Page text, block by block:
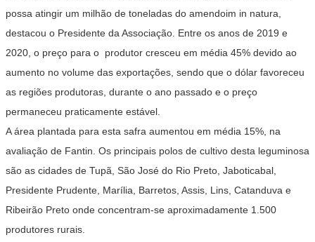
possa atingir um milhão de toneladas do amendoim in natura,
destacou o Presidente da Associação. Entre os anos de 2019 e
2020, o preço para o produtor cresceu em média 45% devido ao
aumento no volume das exportações, sendo que o dólar favoreceu
as regiões produtoras, durante o ano passado e o preço
permaneceu praticamente estável.
A área plantada para esta safra aumentou em média 15%, na
avaliação de Fantin. Os principais polos de cultivo desta leguminosa
são as cidades de Tupã, São José do Rio Preto, Jaboticabal,
Presidente Prudente, Marília, Barretos, Assis, Lins, Catanduva e
Ribeirão Preto onde concentram-se aproximadamente 1.500
produtores rurais.